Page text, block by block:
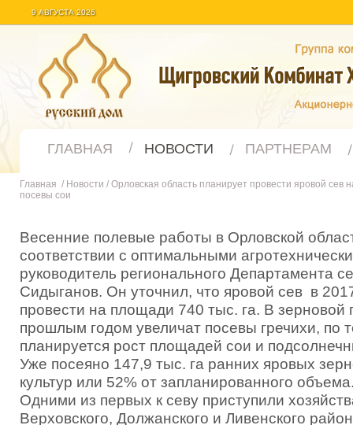
9 АВГУСТА 2026
ГЛАВНАЯ НОВОСТИ ПАРТНЕРАМ
Главная / Новости / Орловская область планирует провести яровой сев
посевы сои
Весенние полевые работы в Орловской
соответствии с оптимальными
руководитель регионального Департамента
Сидыганов. Он уточнил, что яровой сев в
провести на площади 740 тыс. га. В зерновой
прошлым годом увеличат посевы гречихи, по
планируется рост площадей сои и
Уже посеяно 147,9 тыс. га ранних яровых
культур или 52% от запланированного
Одними из первых к севу приступили
Верховского, Должанского и Ливенского